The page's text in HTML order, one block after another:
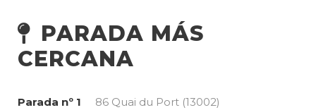
PARADA MÁS
CERCANA
Parada nº 1 86 Quai du Port (13002)